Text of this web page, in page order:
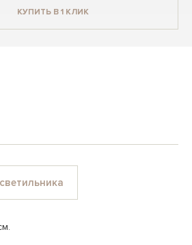
КУПИТЬ В 1 КЛИК